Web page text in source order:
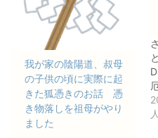
我が家の陰陽道、叔母
の子供の頃に実際に起
きた狐憑きのお話 憑
き物落しを祖母がやり
ました